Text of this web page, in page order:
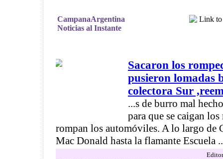
CampanaArgentina
Noticias al Instante
Sacaron los
pusieron lomadas
colectora Sur
...s de burro mal
para que se caigan
rompan los automóviles. A lo largo de
Mac Donald hasta la flamante Escuela